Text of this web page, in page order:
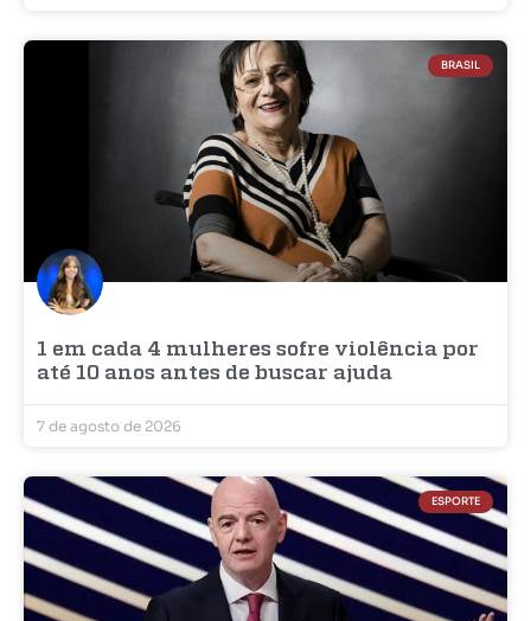
BRASIL
1 em cada 4 mulheres sofre violência por
até 10 anos antes de buscar ajuda
7 de agosto de 2026
ESPORTE